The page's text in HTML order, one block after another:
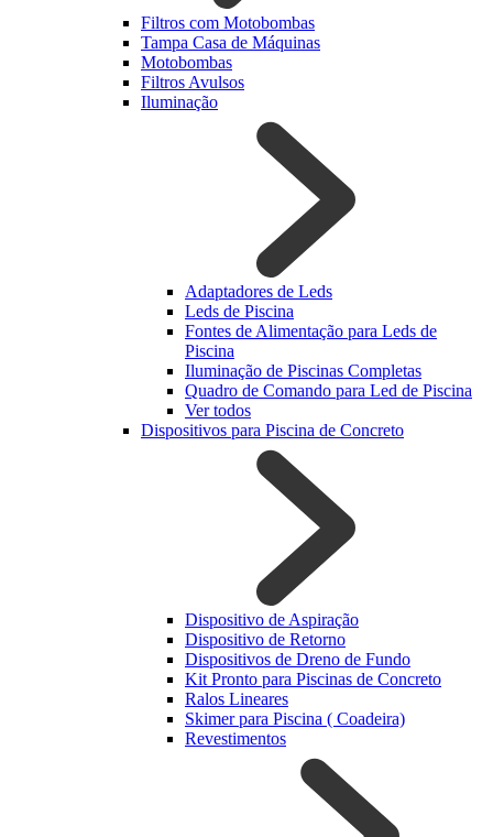
Filtros com Motobombas
Tampa Casa de Máquinas
Motobombas
Filtros Avulsos
Iluminação
Adaptadores de Leds
Leds de Piscina
Fontes de Alimentação para Leds de
Piscina
Iluminação de Piscinas Completas
Quadro de Comando para Led de Piscina
Ver todos
Dispositivos para Piscina de Concreto
Dispositivo de Aspiração
Dispositivo de Retorno
Dispositivos de Dreno de Fundo
Kit Pronto para Piscinas de Concreto
Ralos Lineares
Skimer para Piscina ( Coadeira)
Revestimentos